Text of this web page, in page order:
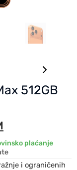
512GB
plaćanje
i ograničenih